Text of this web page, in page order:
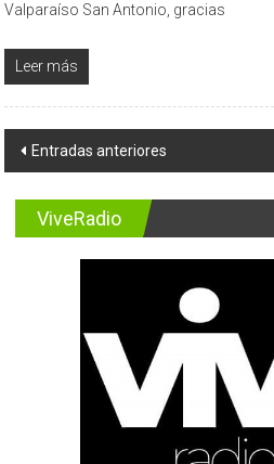
Valparaíso San Antonio, gracias
Leer más
Navegación
entradas
Entradas anteriores
ViveRadio